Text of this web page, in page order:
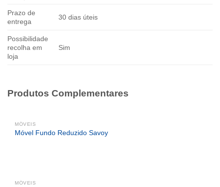
Prazo de
entrega
30 dias úteis
Possibilidade
recolha em
loja
Sim
Produtos Complementares
MÓVEIS
Móvel Fundo Reduzido Savoy
MÓVEIS